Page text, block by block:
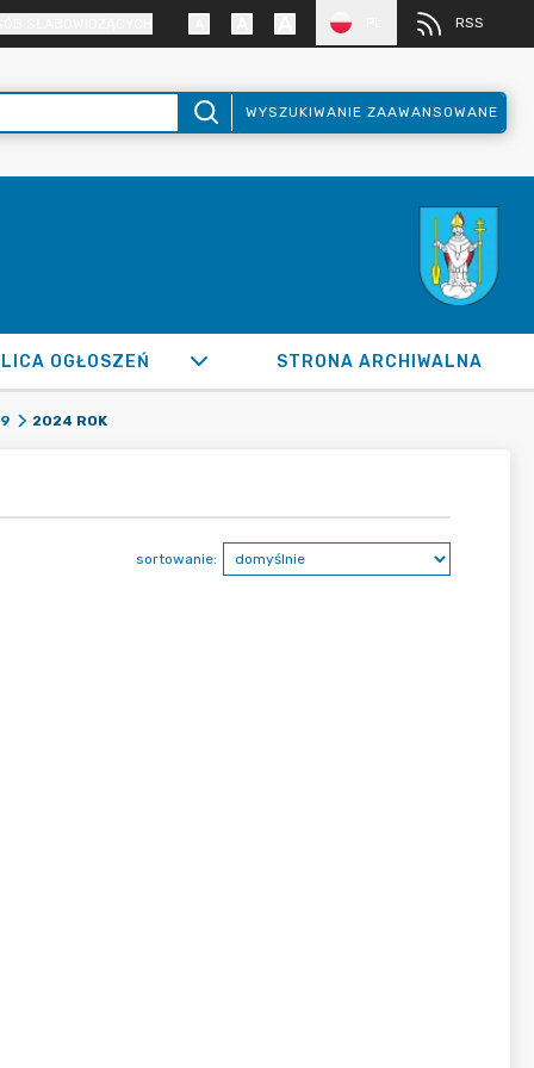
RSS
WYSZUKIWANIE ZAAWANSOWANE
OGŁOSZEŃ STRONA ARCHIWALNA
2024 ROK
sortowanie: